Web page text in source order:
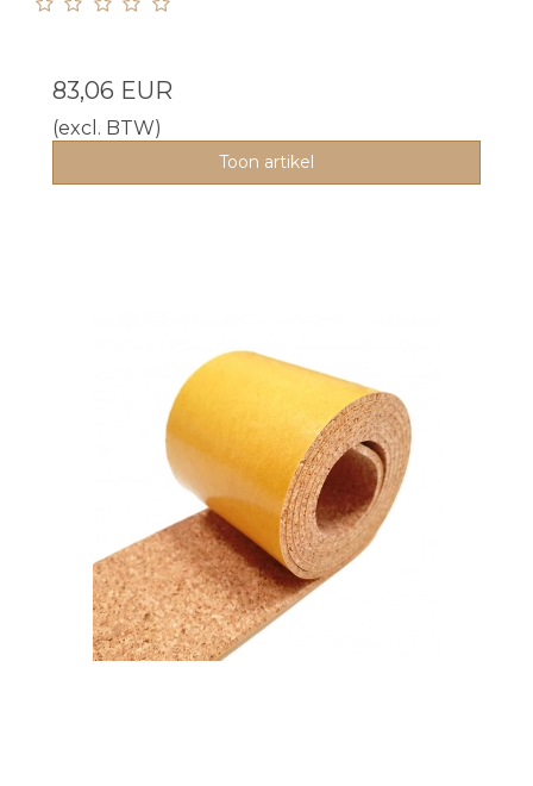
83,06 EUR
(excl. BTW)
Toon artikel